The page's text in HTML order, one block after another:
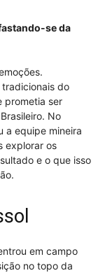
se da
tradicionais do
prometia ser
No
a equipe mineira
explorar os
e o que isso
em campo
no topo da